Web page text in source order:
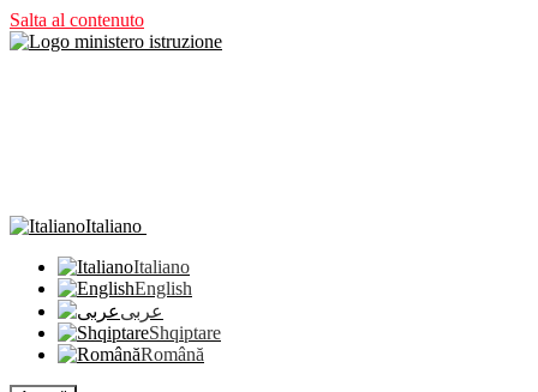
Salta al contenuto
Italiano
Italiano
English
عربى
Shqiptare
Română